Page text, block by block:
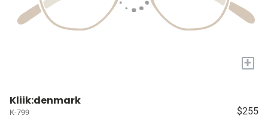
+
Kliik:denmark
K-799 $255